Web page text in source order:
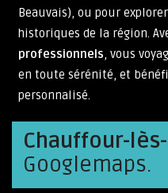
Beauvais), ou pour
historiques de la région.
professionnels, vous
en toute sérénité, et
personnalisé.
Chauffour-
Googlemaps.